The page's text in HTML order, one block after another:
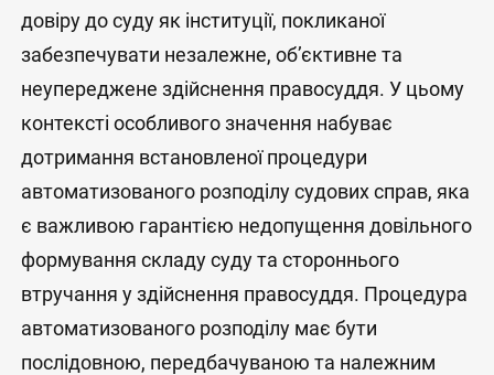
довіру до суду як інституції, покликаної
забезпечувати незалежне, об’єктивне та
неупереджене здійснення правосуддя. У цьому
контексті особливого значення набуває
дотримання встановленої процедури
автоматизованого розподілу судових справ, яка
є важливою гарантією недопущення довільного
формування складу суду та стороннього
втручання у здійснення правосуддя. Процедура
автоматизованого розподілу має бути
послідовною, передбачуваною та належним